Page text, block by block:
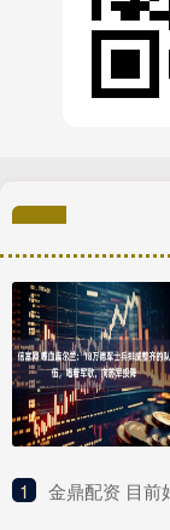
1 金鼎配资 目前好用